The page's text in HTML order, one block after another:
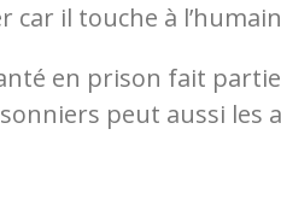
car il touche à
en prison fait
peut aussi les